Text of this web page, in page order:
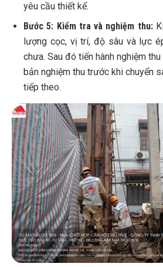
yêu cầu thiết kế.
Bước 5: Kiểm tra và nghiệm thu:
lượng cọc, vị trí, độ sâu và lực
chưa. Sau đó tiến hành nghiệm
bản nghiệm thu trước khi chuyển
tiếp theo.